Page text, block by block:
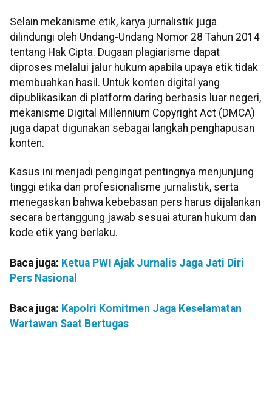
Selain mekanisme etik, karya jurnalistik juga
dilindungi oleh Undang-Undang Nomor 28 Tahun 2014
tentang Hak Cipta. Dugaan plagiarisme dapat
diproses melalui jalur hukum apabila upaya etik tidak
membuahkan hasil. Untuk konten digital yang
dipublikasikan di platform daring berbasis luar negeri,
mekanisme Digital Millennium Copyright Act (DMCA)
juga dapat digunakan sebagai langkah penghapusan
konten.
Kasus ini menjadi pengingat pentingnya menjunjung
tinggi etika dan profesionalisme jurnalistik, serta
menegaskan bahwa kebebasan pers harus dijalankan
secara bertanggung jawab sesuai aturan hukum dan
kode etik yang berlaku.
Baca juga: Ketua PWI Ajak Jurnalis Jaga Jati Diri
Pers Nasional
Baca juga: Kapolri Komitmen Jaga Keselamatan
Wartawan Saat Bertugas